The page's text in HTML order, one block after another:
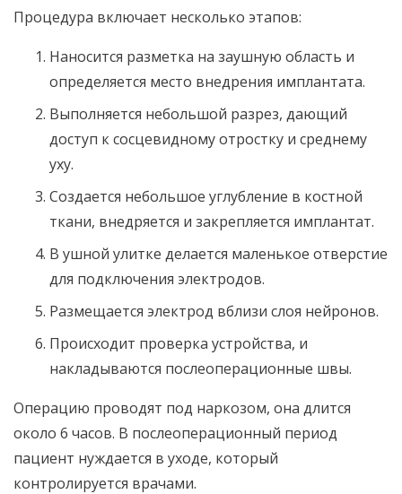
Процедура включает несколько этапов:
Наносится разметка на заушную область и
определяется место внедрения имплантата.
Выполняется небольшой разрез, дающий
доступ к сосцевидному отростку и среднему
уху.
Создается небольшое углубление в костной
ткани, внедряется и закрепляется имплантат.
В ушной улитке делается маленькое отверстие
для подключения электродов.
Размещается электрод вблизи слоя нейронов.
Происходит проверка устройства, и
накладываются послеоперационные швы.
Операцию проводят под наркозом, она длится
около 6 часов. В послеоперационный период
пациент нуждается в уходе, который
контролируется врачами.